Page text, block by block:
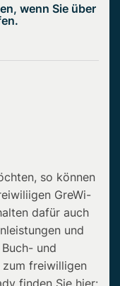
wenn Sie über
so können
GreWi-
dafür auch
und
und
zum freiwilligen
finden Sie hier: